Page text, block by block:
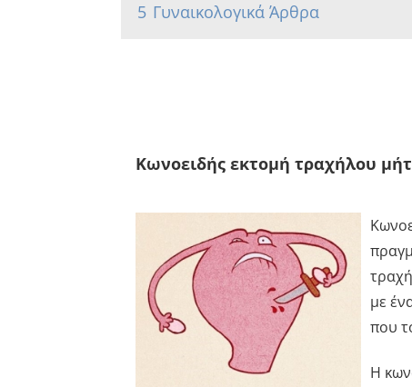
5 Γυναικολογικά Άρθρα
Κωνοειδής εκτομή τραχήλου
με
που
Η